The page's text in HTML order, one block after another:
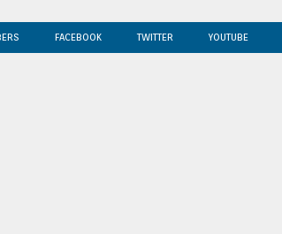
FACEBOOK TWITTER YOUTUBE